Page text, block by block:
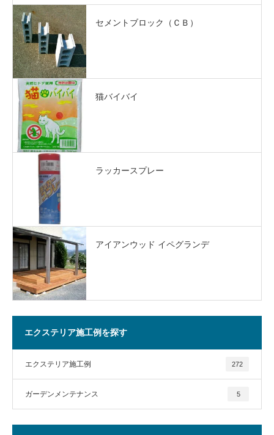
セメントブロック（ＣＢ）
猫バイバイ
ラッカースプレー
アイアンウッド イペグランデ
エクステリア施工例を探す
エクステリア施工例 272
ガーデンメンテナンス 5